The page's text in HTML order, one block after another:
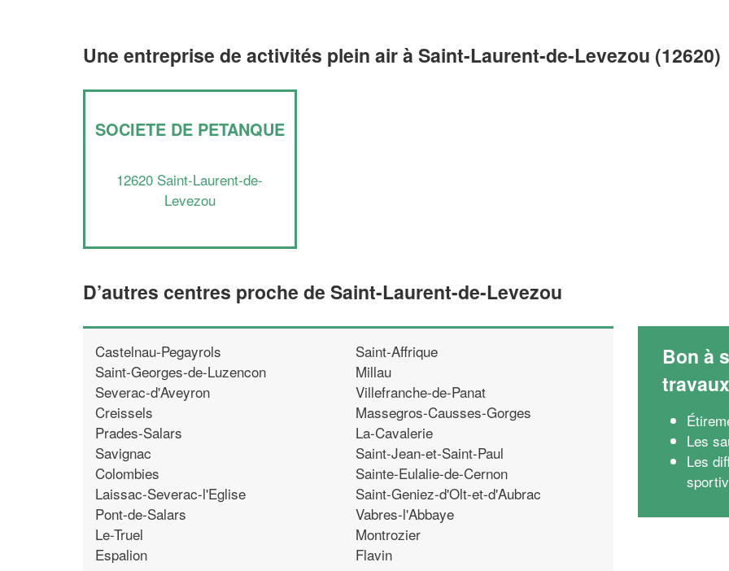
Une entreprise de activités plein air à Saint-Laurent-de-Levezou (12620)
SOCIETE DE PETANQUE
12620 Saint-Laurent-de-
Levezou
D’autres centres proche de Saint-Laurent-de-Levezou
Castelnau-Pegayrols
Saint-Georges-de-Luzencon
Severac-d'Aveyron
Creissels
Prades-Salars
Savignac
Colombies
Laissac-Severac-l'Eglise
Pont-de-Salars
Le-Truel
Espalion
Saint-Affrique
Millau
Villefranche-de-Panat
Massegros-Causses-Gorges
La-Cavalerie
Saint-Jean-et-Saint-Paul
Sainte-Eulalie-de-Cernon
Saint-Geniez-d'Olt-et-d'Aubrac
Vabres-l'Abbaye
Montrozier
Flavin
Bon à
travaux
Les
Les